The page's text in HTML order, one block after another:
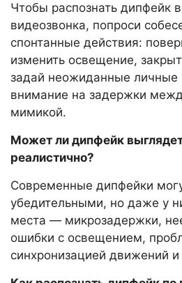
Чтобы распознать дипфейк
видеозвонка, попроси
спонтанные действия:
изменить освещение,
задай неожиданные личные
внимание на задержки
мимикой.
Может ли дипфейк
реалистично?
Современные дипфейки
убедительными, но даже у
места — микрозадержки,
ошибки с освещением,
синхронизацией движений